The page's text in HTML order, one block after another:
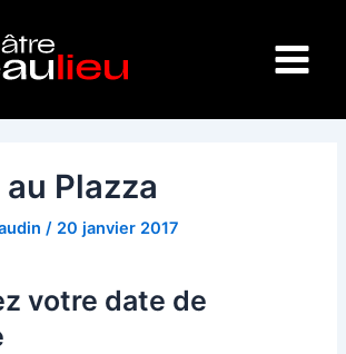
Menu
Plazza
/ 20 janvier 2017
votre date de